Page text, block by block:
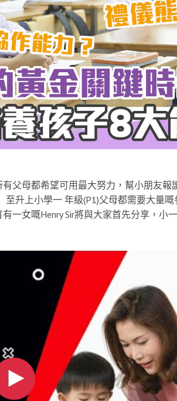
父母都希望可用最大努力，幫小朋友報
升上小學一 年級(P1)父母都需要大量
一女嘅Henry Sir將與大家首先分享，小